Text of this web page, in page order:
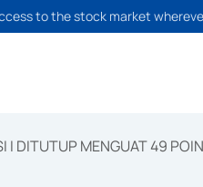
to the stock market
I DITUTUP MENGUAT 49